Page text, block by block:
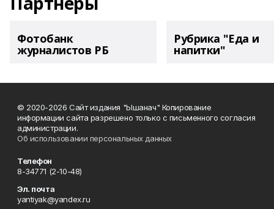
Фотобанк
журналистов РБ
Рубрика "Еда и
напитки"
© 2020-2026 Сайт издания "Ышанач" Копирование
информации сайта разрешено только с письменного согласия
администрации.
Об использовании персональных данных
Телефон
8-34771 (2-10-48)
Эл. почта
yantiyak@yandex.ru